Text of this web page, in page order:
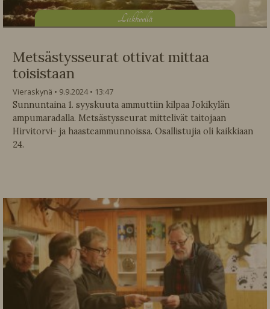
Liikkeellä
Metsästysseurat ottivat mittaa
toisistaan
Vieraskynä 9.9.2024
13:47
Sunnuntaina 1. syyskuuta ammuttiin kilpaa Jokikylän
ampumaradalla. Metsästysseurat mittelivät taitojaan
Hirvitorvi- ja haasteammunnoissa. Osallistujia oli kaikkiaan
24.